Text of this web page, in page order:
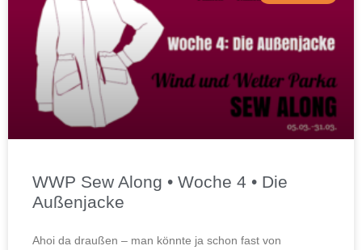
WWP Sew Along • Woche 4 • Die
Außenjacke
Ahoi da draußen – man könnte ja schon fast von